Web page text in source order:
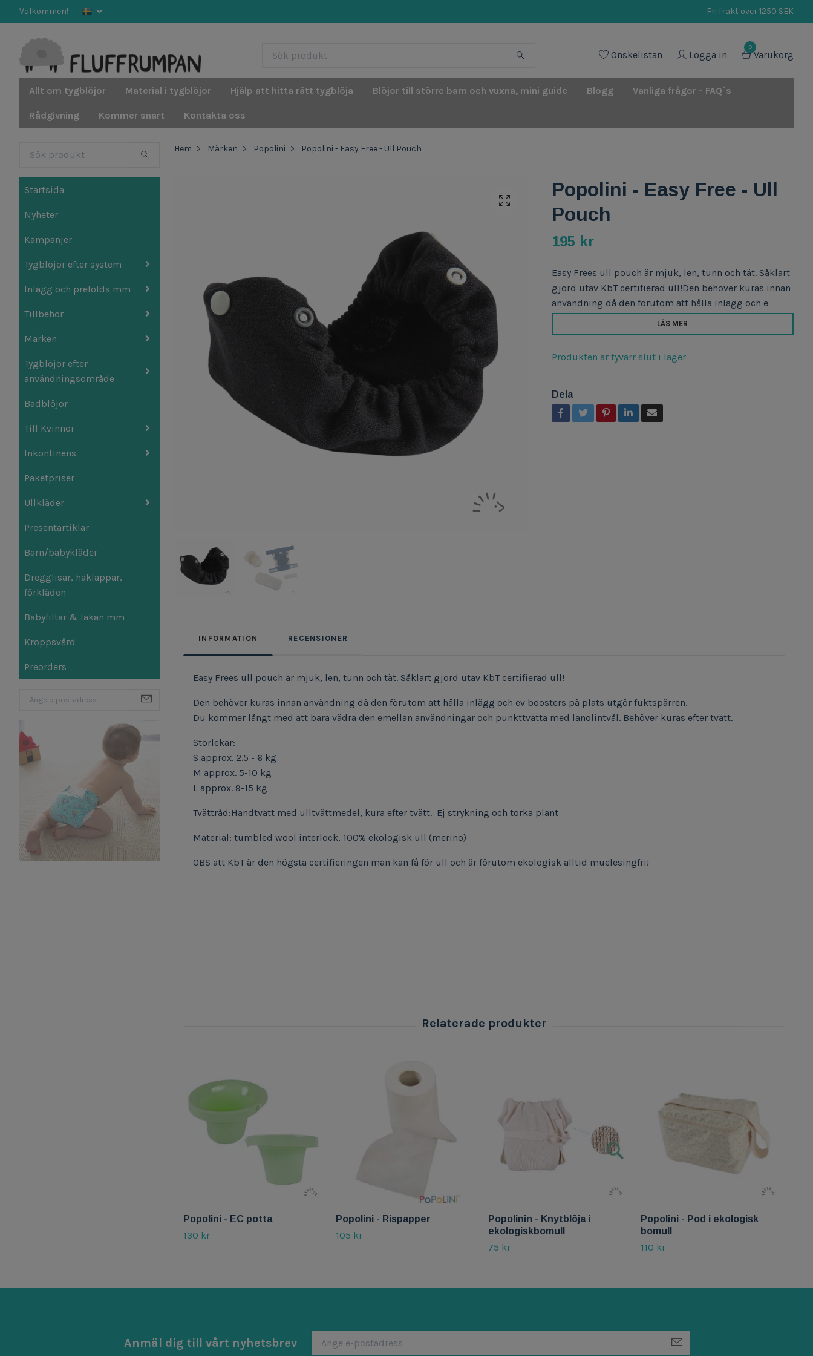
Välkommen! Fri frakt över 1250 SEK
Önskelistan Logga in
0
Varukorg
Allt om tygblöjor Material i tygblöjor Hjälp att hitta rätt tygblöja Blöjor till större barn och vuxna, mini guide Blogg Vanliga frågor - FAQ´s
Rådgivning Kommer snart Kontakta oss
Startsida
Nyheter
Kampanjer
Tygblöjor efter system
Inlägg och prefolds mm
Tillbehör
Märken
Tygblöjor efter
användningsområde
Badblöjor
Till Kvinnor
Inkontinens
Paketpriser
Ullkläder
Presentartiklar
Barn/babykläder
Dregglisar, haklappar,
förkläden
Babyfiltar & lakan mm
Kroppsvård
Preorders
Hem Märken Popolini Popolini - Easy Free - Ull Pouch
Popolini - Easy Free - Ull
Pouch
195 kr
Easy Frees ull pouch är mjuk, len, tunn och tät. Såklart
gjord utav KbT certifierad ull!Den behöver kuras innan
användning då den förutom att hålla inlägg och e
LÄS MER
Produkten är tyvärr slut i lager
Dela
INFORMATION RECENSIONER
Easy Frees ull pouch är mjuk, len, tunn och tät. Såklart gjord utav KbT certifierad ull!
Den behöver kuras innan användning då den förutom att hålla inlägg och ev boosters på plats utgör fuktspärren.
Du kommer långt med att bara vädra den emellan användningar och punkttvätta med lanolintvål. Behöver kuras efter tvätt.
Storlekar:
S approx. 2.5 - 6 kg
M approx. 5-10 kg
L approx. 9-15 kg
Tvättråd:Handtvätt med ulltvättmedel, kura efter tvätt. Ej strykning och torka plant
Material: tumbled wool interlock, 100% ekologisk ull (merino)
OBS att KbT är den högsta certifieringen man kan få för ull och är förutom ekologisk alltid muelesingfri!
Popolini - EC potta
130 kr
Popolini - Rispapper
105 kr
Popolinin - Knytblöja i
ekologiskbomull
75 kr
Popolini - Pod i ekologisk
bomull
110 kr
Anmäl dig till vårt nyhetsbrev